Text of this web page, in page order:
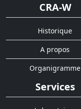
CRA-W
Historique
A propos
Organigramme
Services